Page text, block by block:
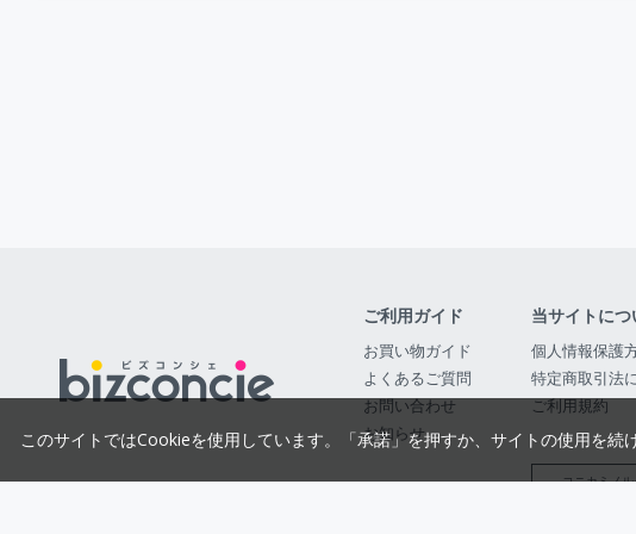
ご利用ガイド
お買い物ガイド
よくあるご質問
お問い合わせ
お知らせ
当サイトにつ
個人情報保護
特定商取引法
ご利用規約
コニカミノ
このサイトではCookieを使用しています。「承諾」を押すか、サイトの使用を続